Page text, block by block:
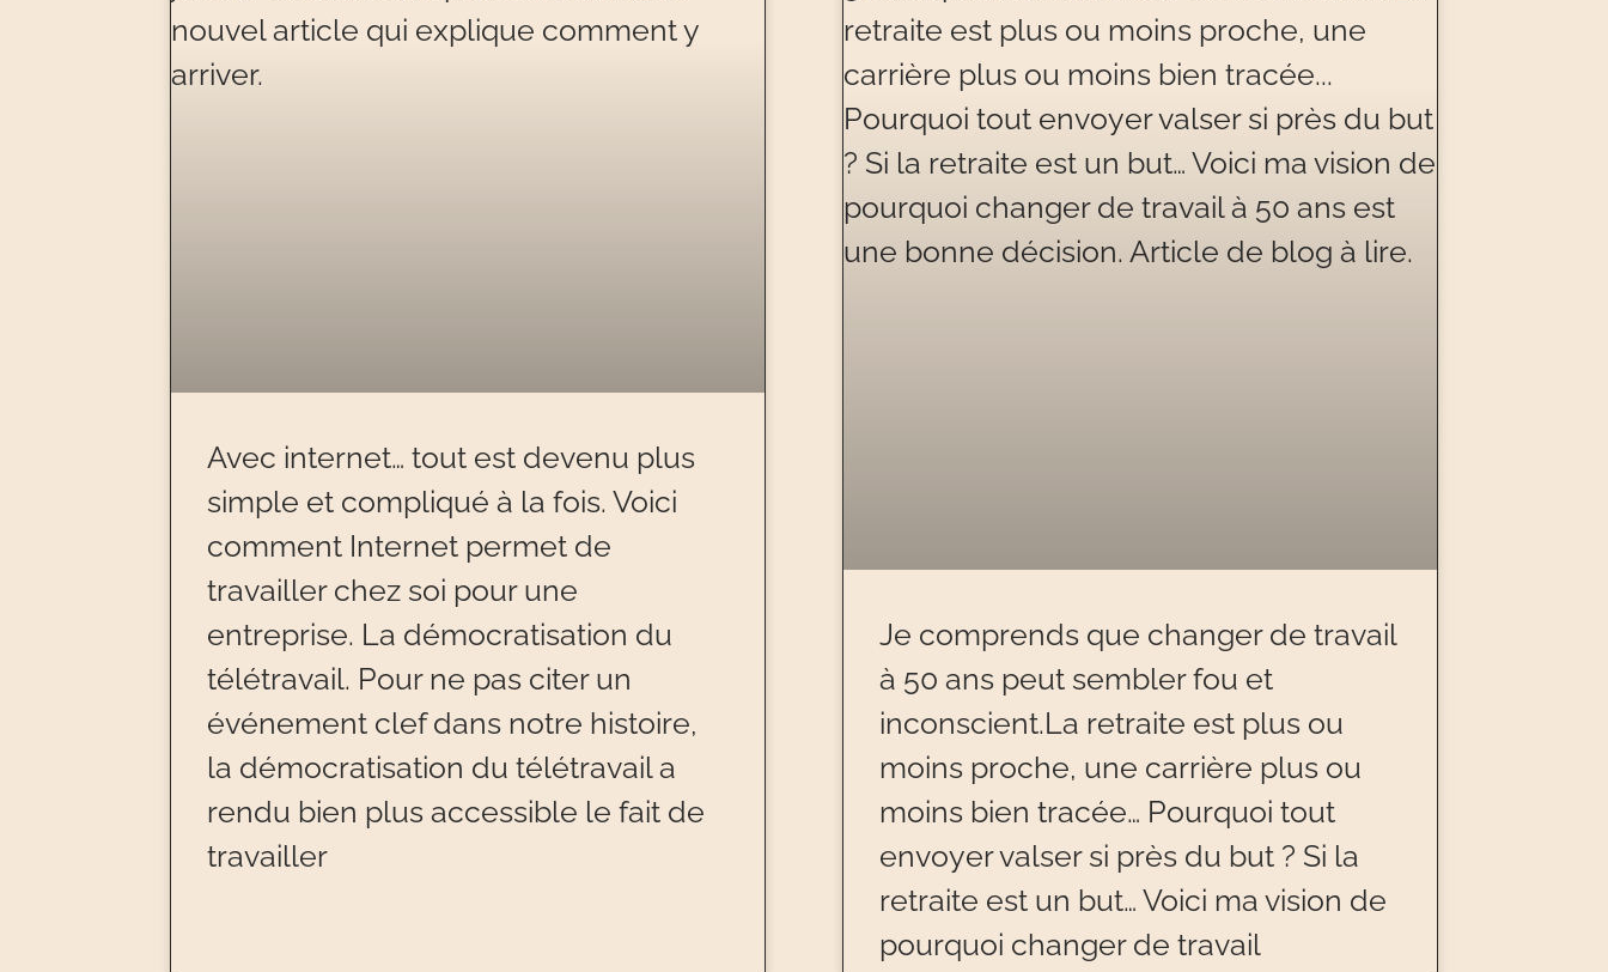
Avec internet… tout est devenu plus
simple et compliqué à la fois. Voici
comment Internet permet de
travailler chez soi pour une
entreprise. La démocratisation du
télétravail. Pour ne pas citer un
événement clef dans notre histoire,
la démocratisation du télétravail a
rendu bien plus accessible le fait de
travailler
Je comprends que changer de travail
à 50 ans peut sembler fou et
inconscient.La retraite est plus ou
moins proche, une carrière plus ou
moins bien tracée… Pourquoi tout
envoyer valser si près du but ? Si la
retraite est un but… Voici ma vision de
pourquoi changer de travail